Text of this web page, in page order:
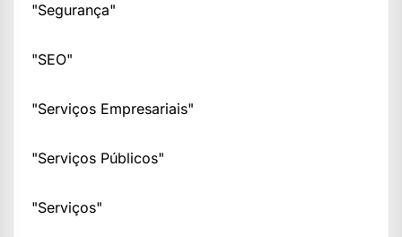
"Segurança"
"SEO"
"Serviços Empresariais"
"Serviços Públicos"
"Serviços"